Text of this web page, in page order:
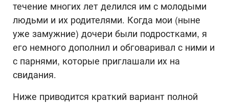
течение многих лет делился им с молодыми
людьми и их родителями. Когда мои (ныне
уже замужние) дочери были подростками, я
его немного дополнил и обговаривал с ними и
с парнями, которые приглашали их на
свидания.
Ниже приводится краткий вариант полной